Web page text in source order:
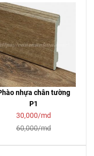
nhựa chân tường
P1
30,000/md
60,000/md